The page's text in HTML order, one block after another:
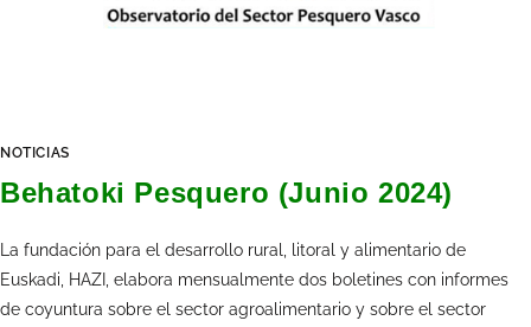
NOTICIAS
Behatoki Pesquero (Junio 2024)
La fundación para el desarrollo rural, litoral y alimentario de
Euskadi, HAZI, elabora mensualmente dos boletines con informes
de coyuntura sobre el sector agroalimentario y sobre el sector